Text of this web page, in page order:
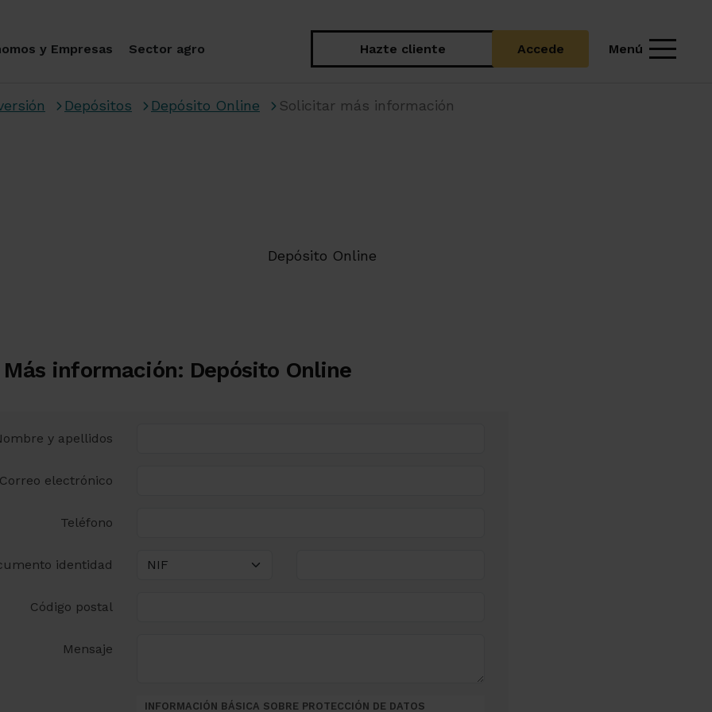
y Empresas Sector agro Hazte cliente Accede Menú
Depósitos Depósito Online Solicitar más información
Depósito Online
Más información: Depósito Online
y apellidos
Correo electrónico
Teléfono
identidad
Código postal
Mensaje
INFORMACIÓN BÁSICA SOBRE PROTECCIÓN DE DATOS